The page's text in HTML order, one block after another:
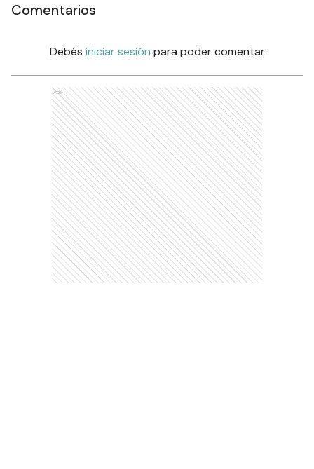
Comentarios
Debés iniciar sesión para poder comentar
Ads